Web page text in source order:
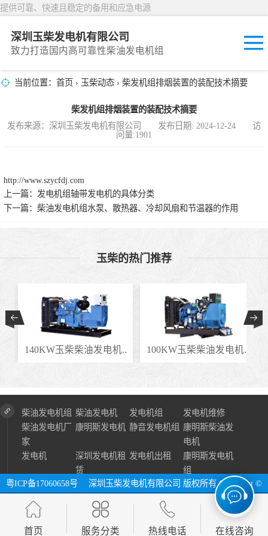
提供可靠、快速且稳定的备用和应急电源
深圳玉柴发电机有限公司
致力打造国内高可靠性柴油发电机组
当前位置： 首页 › 玉柴动态 › 柴发机组排烟装置的装配技术摘要
柴发机组排烟装置的装配技术摘要
发布来源：深圳玉柴发电机有限公司 发布日期: 2024-12-24 访
问量:1901
http://www.szycfdj.com
上一篇： 发电机组轴带发电机的具体分类
下一篇： 柴油发电机组水泵、散热器、冷却风扇和节温器的作用
玉柴的热门推荐
140KW玉柴柴油发电机.. 100KW玉柴柴油发电机..
柴油发电机组 柴油发电机 发电机组
发电机维修
柴油发电机厂
家
康明斯发电机 静音发电机组 康明斯柴油发
电机
发电机
深圳发电机租
赁
发电机出租
康明斯发电机
组
粤ICP备17060658号
深圳玉柴发电机有限公司 版权所有 Copyright ©
2024 All Right Reserve ⓔ 网址：http://www.szycfdj.com网站地图
首页 服务分类 热线电话 在线咨询
固定开放式